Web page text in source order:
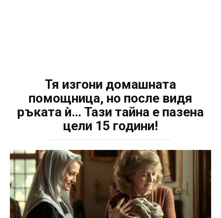
Тя изгони домашната
помощница, но после видя
ръката ѝ… Тази тайна е пазена
цели 15 години!